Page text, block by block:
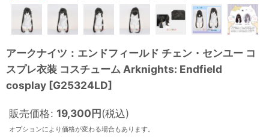
アークナイツ：エンドフィールド チェン・センユー コ
スプレ衣装 コスチューム Arknights: Endfield
cosplay [G25324LD]
販売価格: 19,300円(税込)
オプションにより価格が変わる場合もあります。